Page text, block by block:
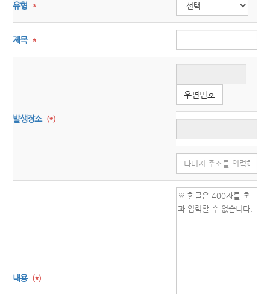
유형 *
제목 *
발생장소 (*)
우편번호
내용 (*)